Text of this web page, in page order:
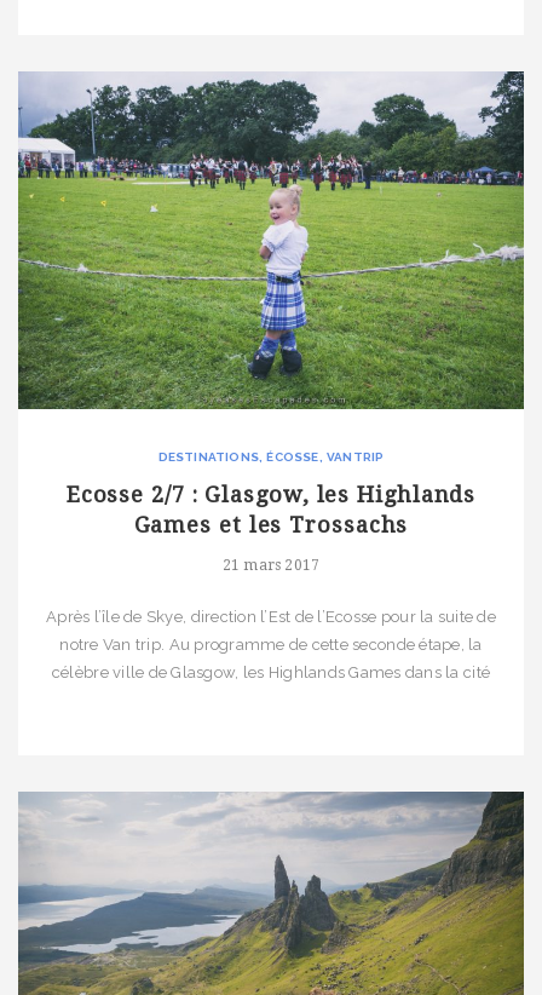
DESTINATIONS ÉCOSSE VANTRIP
Ecosse 2/7 : Glasgow, les Highlands
Games et les Trossachs
21 mars 2017
Après l’île de Skye, direction l’Est de l’Ecosse pour la suite de
notre Van trip. Au programme de cette seconde étape, la
célèbre ville de Glasgow, les Highlands Games dans la cité